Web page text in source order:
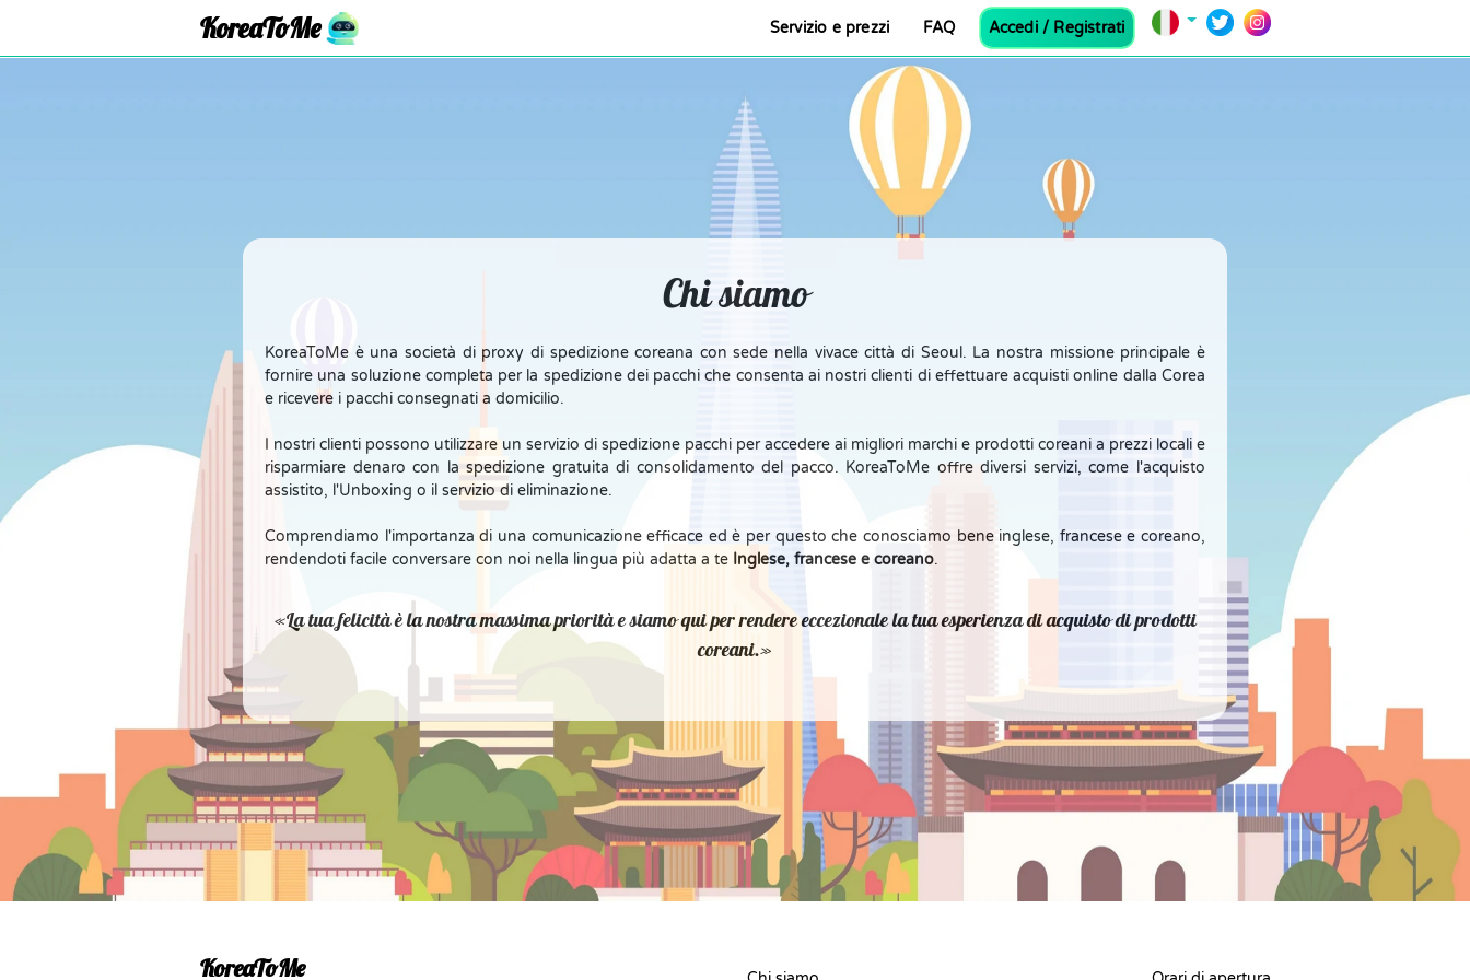
KoreaToMe Servizio e prezzi FAQ Accedi / Registrati
Chi siamo
KoreaToMe è una società di proxy di spedizione coreana con sede nella vivace città di Seoul. La nostra missione principale è
fornire una soluzione completa per la spedizione dei pacchi che consenta ai nostri clienti di effettuare acquisti online dalla Corea
e ricevere i pacchi consegnati a domicilio.
I nostri clienti possono utilizzare un servizio di spedizione pacchi per accedere ai migliori marchi e prodotti coreani a prezzi locali e
risparmiare denaro con la spedizione gratuita di consolidamento del pacco. KoreaToMe offre diversi servizi, come l'acquisto
assistito, l'Unboxing o il servizio di eliminazione.
Comprendiamo l'importanza di una comunicazione efficace ed è per questo che conosciamo bene inglese, francese e coreano,
rendendoti facile conversare con noi nella lingua più adatta a te Inglese, francese e coreano.
La tua felicità è la nostra massima priorità e siamo qui per rendere eccezionale la tua esperienza di acquisto di prodotti
coreani.
KoreaToMe